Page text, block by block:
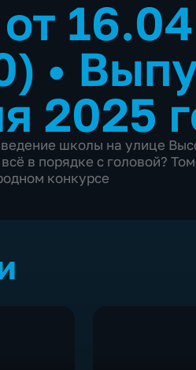
•
2025
школы на улице
в порядке с головой?
конкурсе